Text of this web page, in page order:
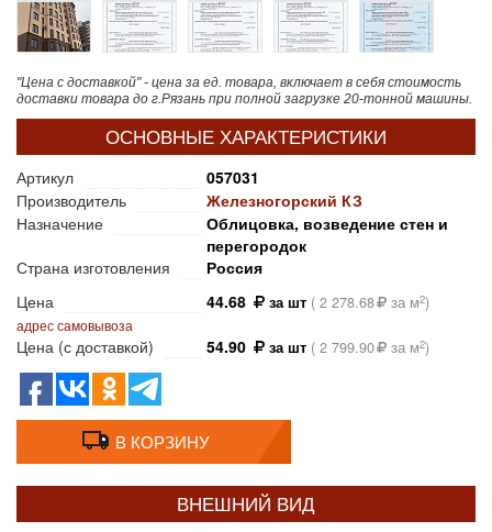
"Цена с доставкой" - цена за ед. товара, включает в себя стоимость
доставки товара до г.Рязань при полной загрузке 20-тонной машины.
ОСНОВНЫЕ ХАРАКТЕРИСТИКИ
Артикул
057031
Производитель
Железногорский КЗ
Назначение
Облицовка, возведение стен и
перегородок
Страна изготовления
Россия
Цена
44.68 за шт ( 2 278.68 за м2)
адрес самовывоза
Цена (с доставкой) 54.90 за шт ( 2 799.90 за м2)
В КОРЗИНУ
ВНЕШНИЙ ВИД